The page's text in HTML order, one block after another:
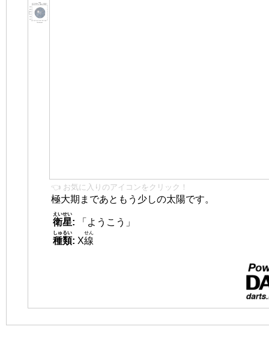
👈 お気に入りのアイコンをクリック！
極大期まであともう少しの太陽です。
衛星
えいせい
:
「ようこう」
種類
しゅるい
: X線
せん